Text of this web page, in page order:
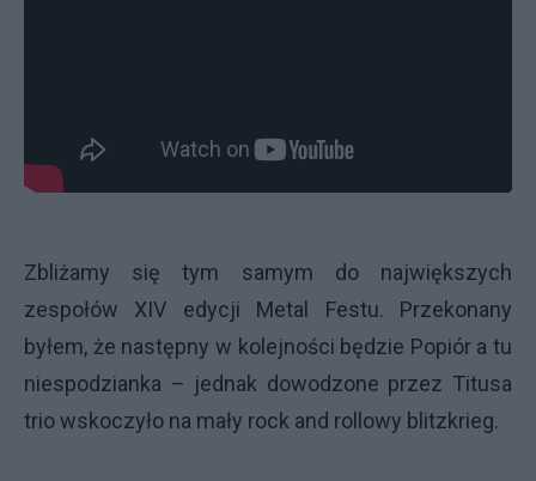
Zbliżamy się tym samym do największych
zespołów XIV edycji Metal Festu. Przekonany
byłem, że następny w kolejności będzie Popiór a tu
niespodzianka – jednak dowodzone przez Titusa
trio wskoczyło na mały rock and rollowy blitzkrieg.